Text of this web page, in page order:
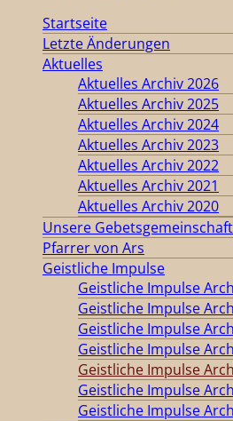
Startseite
Letzte Änderungen
Aktuelles
Aktuelles Archiv 2026
Aktuelles Archiv 2025
Aktuelles Archiv 2024
Aktuelles Archiv 2023
Aktuelles Archiv 2022
Aktuelles Archiv 2021
Aktuelles Archiv 2020
Unsere Gebetsgemeinschaft
Pfarrer von Ars
Geistliche Impulse
Geistliche Impulse
Geistliche Impulse
Geistliche Impulse
Geistliche Impulse
Geistliche Impulse
Geistliche Impulse
Geistliche Impulse